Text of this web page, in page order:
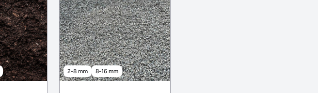
2-8 mm 8-16 mm